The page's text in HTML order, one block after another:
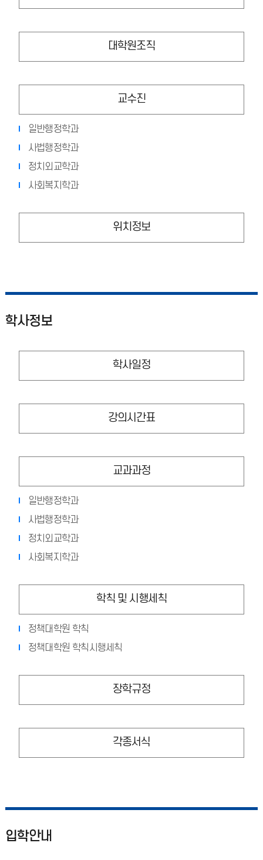
대학원조직
교수진
일반행정학과
사법행정학과
정치외교학과
사회복지학과
위치정보
학사정보
학사일정
강의시간표
교과과정
일반행정학과
사법행정학과
정치외교학과
사회복지학과
학칙 및 시행세칙
정책대학원 학칙
정책대학원 학칙시행세칙
장학규정
각종서식
입학안내